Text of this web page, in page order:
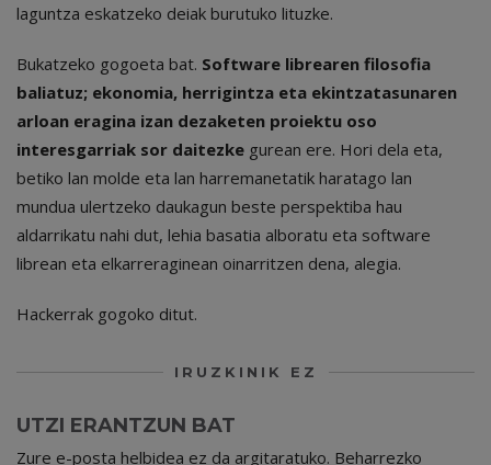
laguntza eskatzeko deiak burutuko lituzke.
Bukatzeko gogoeta bat. Software librearen filosofia
baliatuz; ekonomia, herrigintza eta ekintzatasunaren
arloan eragina izan dezaketen proiektu oso
interesgarriak sor daitezke gurean ere. Hori dela eta,
betiko lan molde eta lan harremanetatik haratago lan
mundua ulertzeko daukagun beste perspektiba hau
aldarrikatu nahi dut, lehia basatia alboratu eta software
librean eta elkarreraginean oinarritzen dena, alegia.
Hackerrak gogoko ditut.
IRUZKINIK EZ
UTZI ERANTZUN BAT
Zure e-posta helbidea ez da argitaratuko. Beharrezko